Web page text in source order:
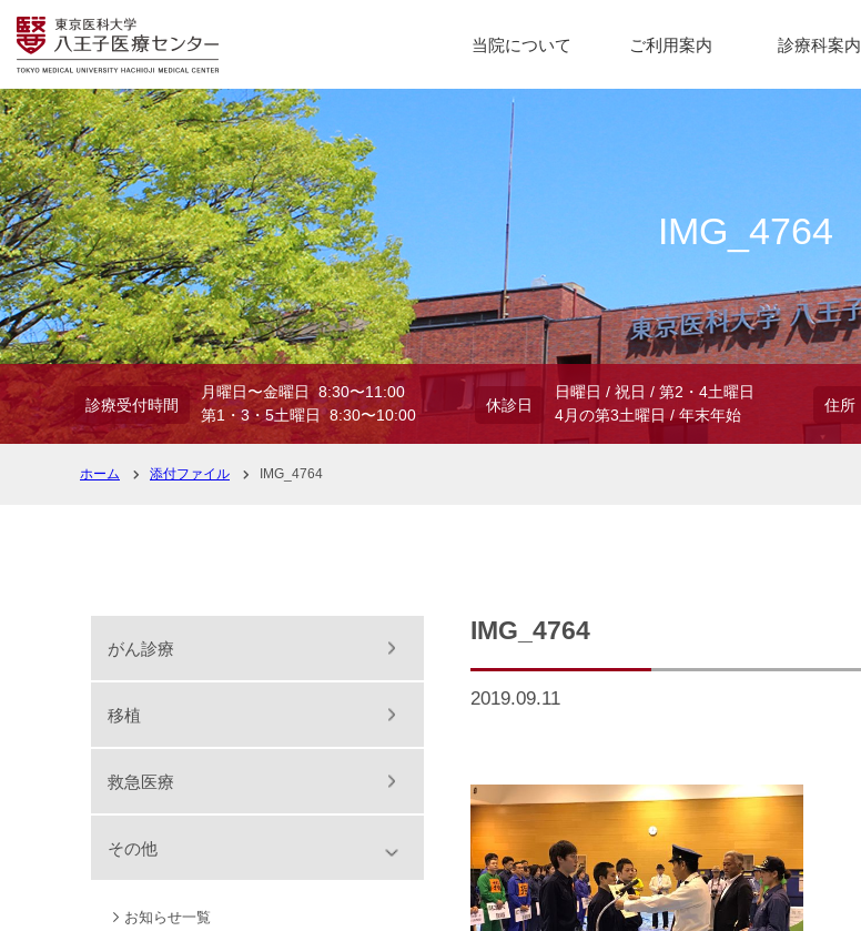
当院について ご利用案内 診療科案内
IMG_4764
診療受付時間
月曜日〜金曜日 8:30〜11:00
第1・3・5土曜日 8:30〜10:00
休診日
日曜日 / 祝日 / 第2・4土曜日
4月の第3土曜日 / 年末年始
住所
ホーム 添付ファイル IMG_4764
IMG_4764
2019.09.11
がん診療
移植
救急医療
その他
お知らせ一覧